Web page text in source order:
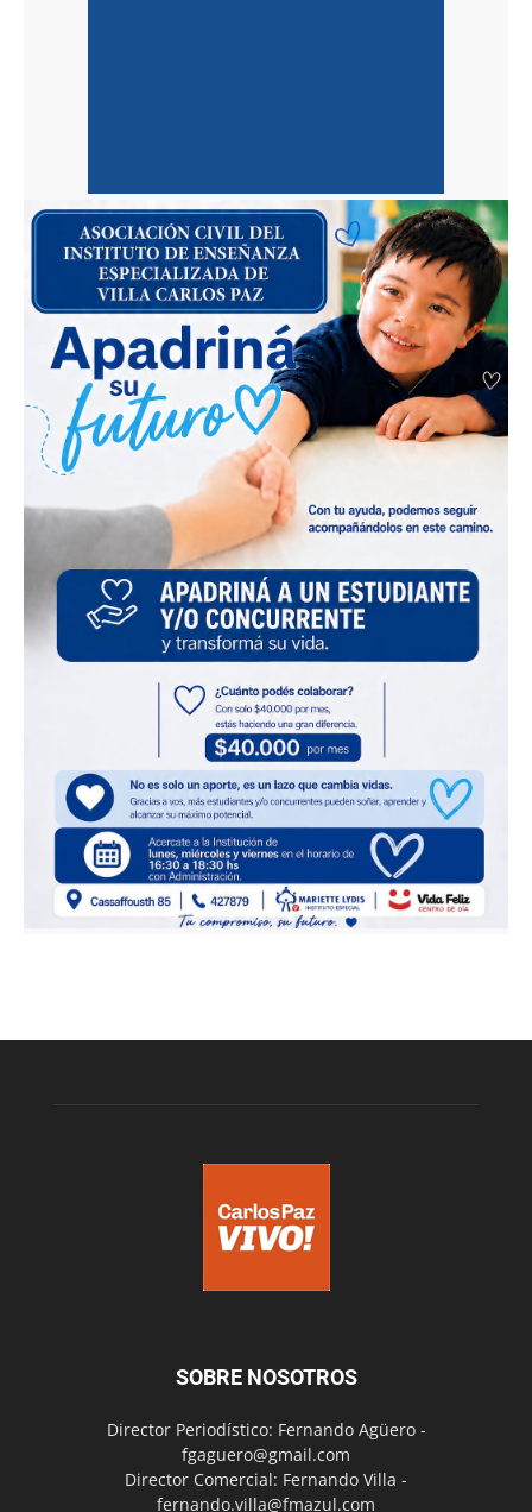
SOBRE NOSOTROS
Director Periodístico: Fernando Agüero -
fgaguero@gmail.com
Director Comercial: Fernando Villa -
fernando.villa@fmazul.com